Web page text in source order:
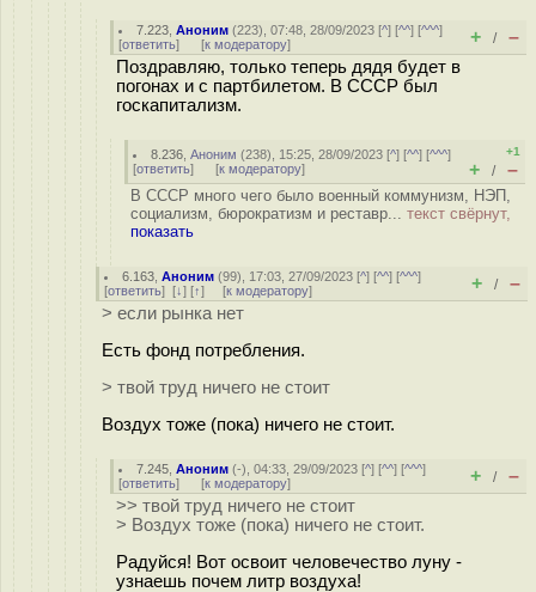
7.223 ,Аноним (223), 07:48, 28/09/2023 [^] [^^] [^^^]
[ответить] [к модератору] + / –
Поздравляю, только теперь дядя будет в
погонах и с партбилетом. В СССР был
госкапитализм.
8.236 ,Аноним (238), 15:25, 28/09/2023 [^] [^^] [^^^]
[ответить] [к модератору]
+1
+ / –
В СССР много чего было военный коммунизм, НЭП,
социализм, бюрократизм и реставр... текст свёрнут,
показать
6.163 ,Аноним (99), 17:03, 27/09/2023 [^] [^^] [^^^]
[ответить] [↓] [↑] [к модератору] + / –
> если рынка нет
Есть фонд потребления.
> твой труд ничего не стоит
Воздух тоже (пока) ничего не стоит.
7.245 ,Аноним (-), 04:33, 29/09/2023 [^] [^^] [^^^]
[ответить] [к модератору] + / –
>> твой труд ничего не стоит
> Воздух тоже (пока) ничего не стоит.
Радуйся! Вот освоит человечество луну -
узнаешь почем литр воздуха!